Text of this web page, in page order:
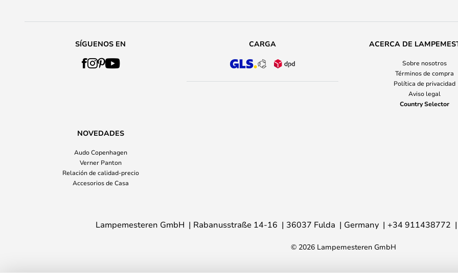
SÍGUENOS EN CARGA ACERCA DE
Sobre nosotros
Términos de compra
Política de privacidad
Aviso legal
Country Selector
NOVEDADES
Audo Copenhagen
Verner Panton
Relación de calidad-precio
Accesorios de Casa
Lampemesteren GmbH Rabanusstraße 14-16 36037 Fulda Germany +34 911438772
© 2026 Lampemesteren GmbH